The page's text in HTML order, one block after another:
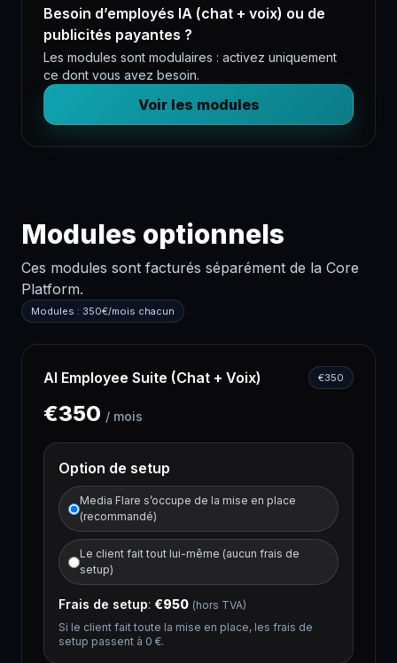
Besoin d’employés IA (chat + voix) ou de
publicités payantes ?
Les modules sont modulaires : activez uniquement
ce dont vous avez besoin.
Voir les modules
Modules optionnels
Ces modules sont facturés séparément de la Core
Platform.
Modules : 350€/mois chacun
AI Employee Suite (Chat + Voix) €350
€350 / mois
Option de setup
Media Flare s’occupe de la mise en place
(recommandé)
Le client fait tout lui-même (aucun frais de
setup)
Frais de setup: €950 (hors TVA)
Si le client fait toute la mise en place, les frais de
setup passent à 0 €.